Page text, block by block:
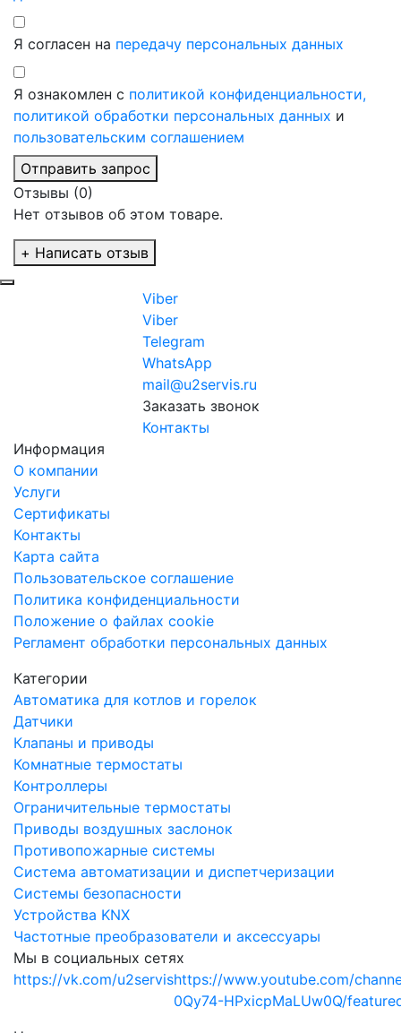
Я согласен на передачу персональных данных
Я ознакомлен с политикой конфиденциальности,
политикой обработки персональных данных и
пользовательским соглашением
Отправить запрос
Отзывы (0)
Нет отзывов об этом товаре.
+ Написать отзыв
Viber
Viber
Telegram
WhatsApp
mail@u2servis.ru
Заказать звонок
Контакты
Информация
О компании
Услуги
Сертификаты
Контакты
Карта сайта
Пользовательское соглашение
Политика конфиденциальности
Положение о файлах cookie
Регламент обработки персональных данных
Категории
Автоматика для котлов и горелок
Датчики
Клапаны и приводы
Комнатные термостаты
Контроллеры
Ограничительные термостаты
Приводы воздушных заслонок
Противопожарные системы
Система автоматизации и диспетчеризации
Системы безопасности
Устройства KNX
Частотные преобразователи и аксессуары
Мы в социальных сетях
https://vk.com/u2servishttps://www.youtube.com/
0Qy74-HPxicpMaLUw0Q/